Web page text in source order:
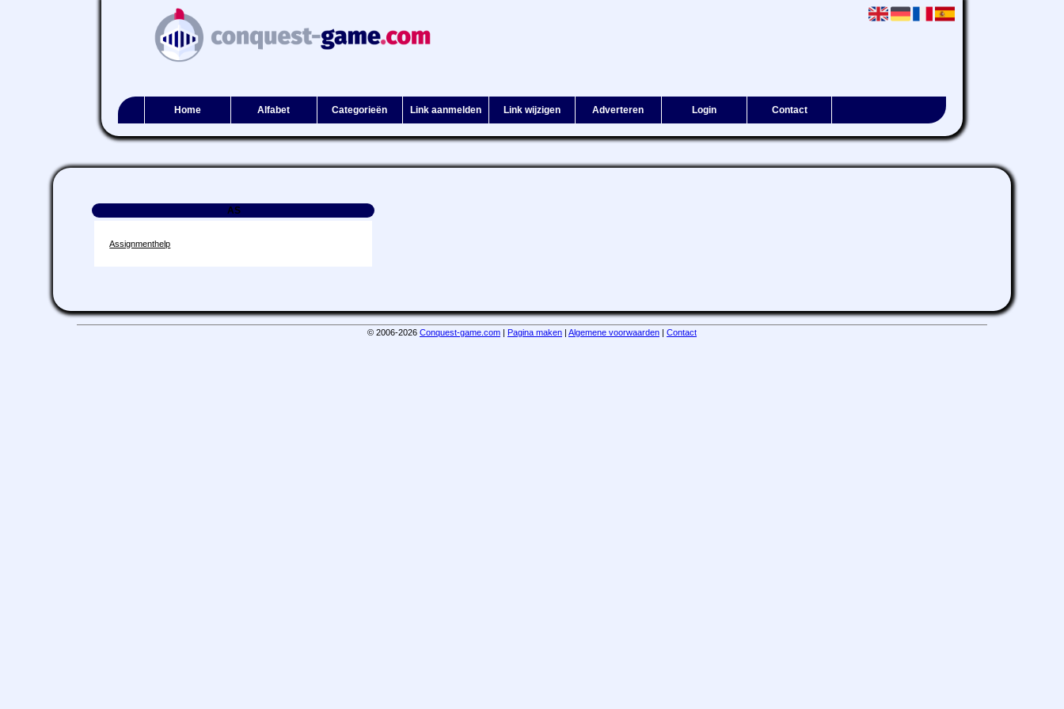
Home Alfabet Categorieën Link aanmelden Link wijzigen Adverteren Login Contact
AS
Assignmenthelp
© 2006-2026 Conquest-game.com| Pagina maken| Algemene voorwaarden| Contact